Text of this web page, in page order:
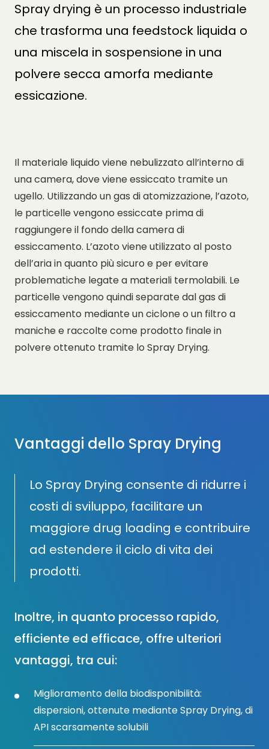
Spray drying è un processo industriale
che trasforma una feedstock liquida o
una miscela in sospensione in una
polvere secca amorfa mediante
essicazione.
Il materiale liquido viene nebulizzato all’interno di
una camera, dove viene essiccato tramite un
ugello. Utilizzando un gas di atomizzazione, l’azoto,
le particelle vengono essiccate prima di
raggiungere il fondo della camera di
essiccamento. L’azoto viene utilizzato al posto
dell’aria in quanto più sicuro e per evitare
problematiche legate a materiali termolabili. Le
particelle vengono quindi separate dal gas di
essiccamento mediante un ciclone o un filtro a
maniche e raccolte come prodotto finale in
polvere ottenuto tramite lo Spray Drying.
Vantaggi dello Spray Drying
Lo Spray Drying consente di ridurre i
costi di sviluppo, facilitare un
maggiore drug loading e contribuire
ad estendere il ciclo di vita dei
prodotti.
Inoltre, in quanto processo rapido,
efficiente ed efficace, offre ulteriori
vantaggi, tra cui:
Miglioramento della biodisponibilità:
dispersioni, ottenute mediante Spray Drying, di
API scarsamente solubili